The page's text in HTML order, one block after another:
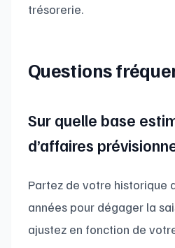
trésorerie.
Questions
Sur quelle base
d’affaires
Partez de votre historique
années pour dégager la
ajustez en fonction de